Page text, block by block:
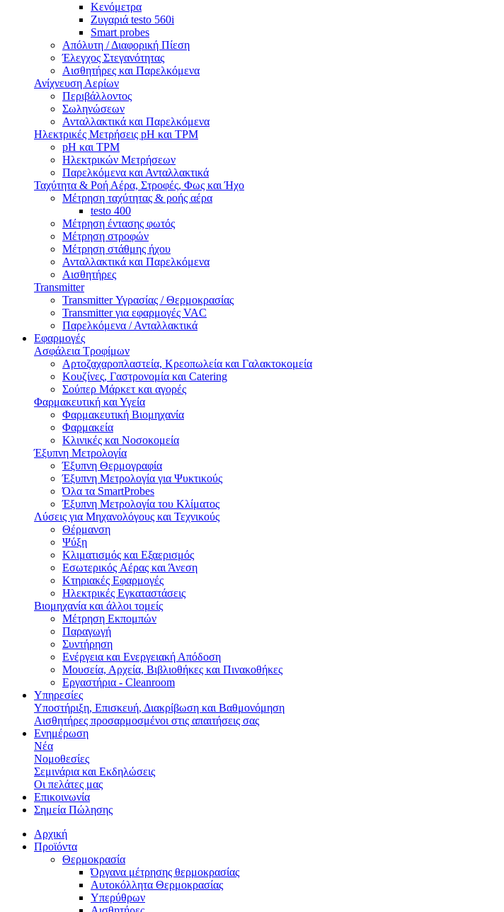
Κενόμετρα
Ζυγαριά testo 560i
Smart probes
Απόλυτη / Διαφορική Πίεση
Έλεγχος Στεγανότητας
Αισθητήρες και Παρελκόμενα
Ανίχνευση Αερίων
Περιβάλλοντος
Σωληνώσεων
Ανταλλακτικά και Παρελκόμενα
Ηλεκτρικές Μετρήσεις pH και TPM
pH και TPM
Ηλεκτρικών Μετρήσεων
Παρελκόμενα και Ανταλλακτικά
Ταχύτητα & Ροή Αέρα, Στροφές, Φως και Ήχο
Μέτρηση ταχύτητας & ροής αέρα
testo 400
Μέτρηση έντασης φωτός
Μέτρηση στροφών
Μέτρηση στάθμης ήχου
Ανταλλακτικά και Παρελκόμενα
Αισθητήρες
Transmitter
Transmitter Υγρασίας / Θερμοκρασίας
Transmitter για εφαρμογές VAC
Παρελκόμενα / Ανταλλακτικά
Εφαρμογές
Ασφάλεια Τροφίμων
Αρτοζαχαροπλαστεία, Κρεοπωλεία και Γαλακτοκομεία
Κουζίνες, Γαστρονομία και Catering
Σούπερ Μάρκετ και αγορές
Φαρμακευτική και Υγεία
Φαρμακευτική Βιομηχανία
Φαρμακεία
Κλινικές και Νοσοκομεία
Έξυπνη Μετρολογία
Έξυπνη Θερμογραφία
Έξυπνη Μετρολογία για Ψυκτικούς
Όλα τα SmartProbes
Έξυπνη Μετρολογία του Κλίματος
Λύσεις για Μηχανολόγους και Τεχνικούς
Θέρμανση
Ψύξη
Κλιματισμός και Εξαερισμός
Εσωτερικός Aέρας και Άνεση
Κτηριακές Εφαρμογές
Ηλεκτρικές Εγκαταστάσεις
Βιομηχανία και άλλοι τομείς
Mέτρηση Eκπομπών
Παραγωγή
Συντήρηση
Ενέργεια και Ενεργειακή Απόδοση
Μουσεία, Αρχεία, Βιβλιοθήκες και Πινακοθήκες
Εργαστήρια - Cleanroom
Υπηρεσίες
Υποστήριξη, Επισκευή, Διακρίβωση και Βαθμονόμηση
Αισθητήρες προσαρμοσμένοι στις απαιτήσεις σας
Ενημέρωση
Νέα
Νομοθεσίες
Σεμινάρια και Εκδηλώσεις
Οι πελάτες μας
Επικοινωνία
Σημεία Πώλησης
Αρχική
Προϊόντα
Θερμοκρασία
Όργανα μέτρησης θερμοκρασίας
Αυτοκόλλητα Θερμοκρασίας
Υπερύθρων